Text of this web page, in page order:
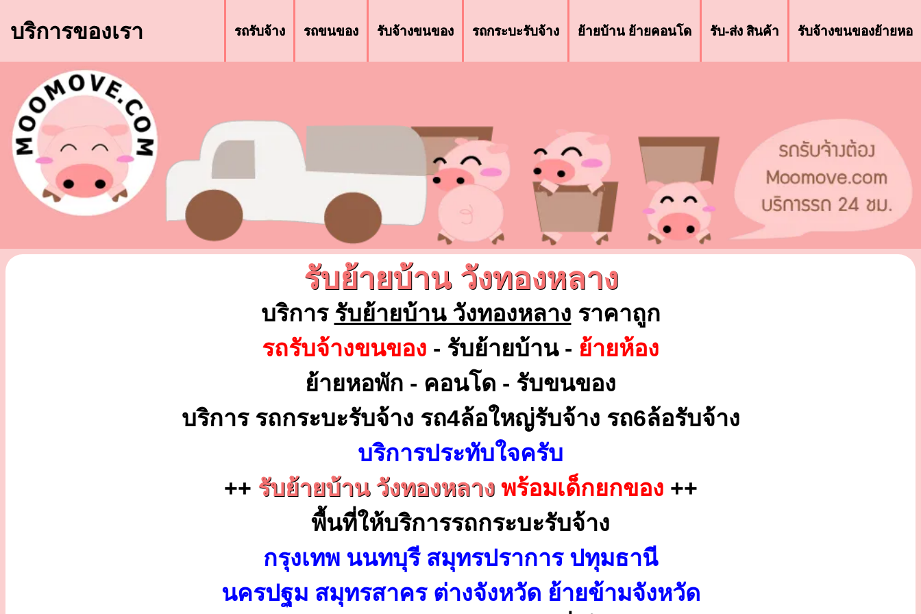
บริการของเรา รถรับจ้าง รถขนของ รับจ้างขนของ รถกระบะรับจ้าง ย้ายบ้าน ย้ายคอนโด รับ-ส่ง สินค้า รับจ้างขนของย้ายหอ
รับย้ายบ้าน วังทองหลาง
บริการ รับย้ายบ้าน วังทองหลาง ราคาถูก
รถรับจ้างขนของ - รับย้ายบ้าน - ย้ายห้อง
ย้ายหอพัก - คอนโด - รับขนของ
บริการ รถกระบะรับจ้าง รถ4ล้อใหญ่รับจ้าง รถ6ล้อรับจ้าง
บริการประทับใจครับ
++ รับย้ายบ้าน วังทองหลาง พร้อมเด็กยกของ ++
พื้นที่ให้บริการรถกระบะรับจ้าง
กรุงเทพ นนทบุรี สมุทรปราการ ปทุมธานี
นครปฐม สมุทรสาคร ต่างจังหวัด ย้ายข้ามจังหวัด